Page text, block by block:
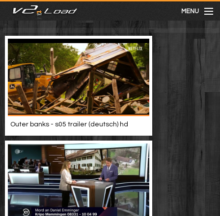
MENU
meist gesehen
neuste
kategorien
Menu
mit facebook anmelden
Informationen
Outer banks - s05 trailer (deutsch) hd